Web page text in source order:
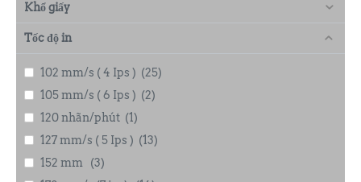
Khổ giấy
Tốc độ in
102 mm/s ( 4 Ips ) (25)
105 mm/s ( 6 Ips ) (2)
120 nhãn/phút (1)
127 mm/s ( 5 Ips ) (13)
152 mm
(3)